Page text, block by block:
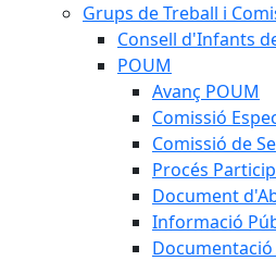
Grups de Treball i
Consell d'Infants
POUM
Avanç POUM
Comissió
Comissió de
Procés
Document
Informació